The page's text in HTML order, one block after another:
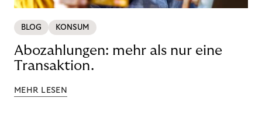
BLOG KONSUM
Abozahlungen: mehr als nur eine
Transaktion.
MEHR LESEN